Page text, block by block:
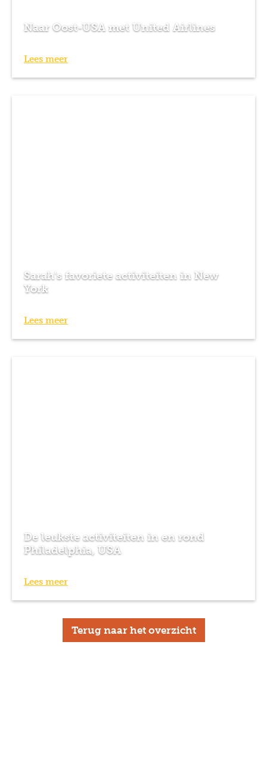
Naar Oost-USA met United Airlines
Lees meer
Sarah's favoriete activiteiten in New
York
Lees meer
De leukste activiteiten in en rond
Philadelphia, USA
Lees meer
Terug naar het overzicht